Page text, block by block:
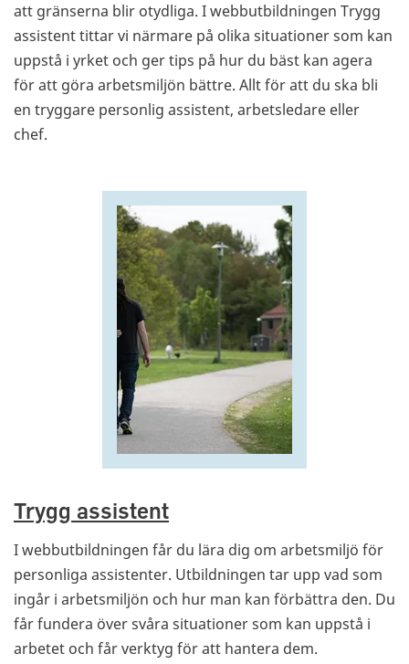
att gränserna blir otydliga. I webbutbildningen Trygg
assistent tittar vi närmare på olika situationer som kan
uppstå i yrket och ger tips på hur du bäst kan agera
för att göra arbetsmiljön bättre. Allt för att du ska bli
en tryggare personlig assistent, arbetsledare eller
chef.
Trygg assistent
I webbutbildningen får du lära dig om arbetsmiljö för
personliga assistenter. Utbildningen tar upp vad som
ingår i arbetsmiljön och hur man kan förbättra den. Du
får fundera över svåra situationer som kan uppstå i
arbetet och får verktyg för att hantera dem.